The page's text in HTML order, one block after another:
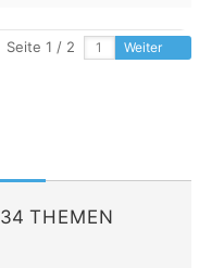
Seite 1 / 2 Weiter
34 THEMEN